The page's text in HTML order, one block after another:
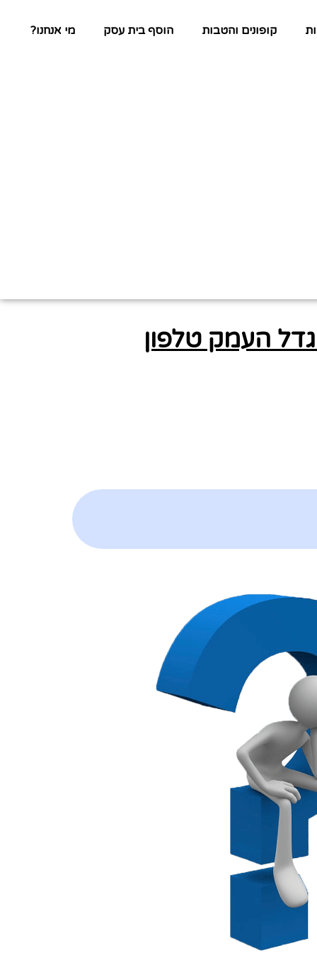
קופונים והטבות הוסף בית עסק מי אנחנו?
העמק טלפון